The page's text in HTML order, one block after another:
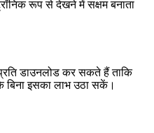
रूप से देखने में सक्षम बनाता
डाउनलोड कर सकते हैं ताकि
इसका लाभ उठा सकें।